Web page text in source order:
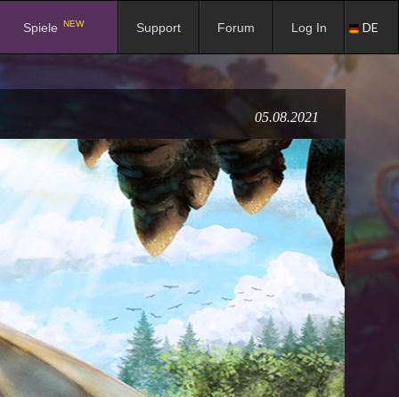
Spiele NEW Support Forum Log In DE
05.08.2021